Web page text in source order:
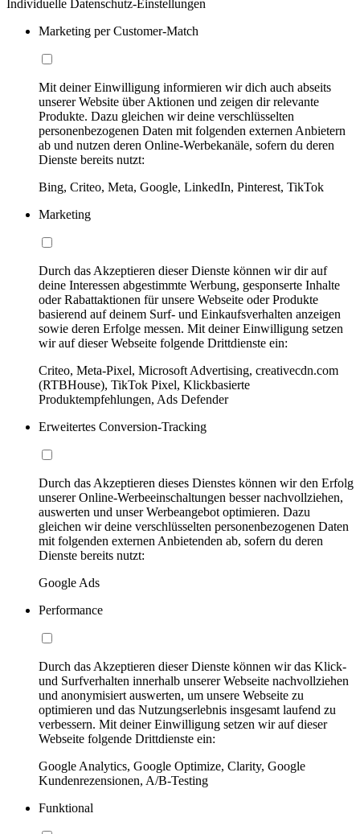
Individuelle Datenschutz-Einstellungen
Marketing per Customer-Match
Mit deiner Einwilligung informieren wir dich auch abseits
unserer Website über Aktionen und zeigen dir relevante
Produkte. Dazu gleichen wir deine verschlüsselten
personenbezogenen Daten mit folgenden externen Anbietern
ab und nutzen deren Online-Werbekanäle, sofern du deren
Dienste bereits nutzt:
Bing, Criteo, Meta, Google, LinkedIn, Pinterest, TikTok
Marketing
Durch das Akzeptieren dieser Dienste können wir dir auf
deine Interessen abgestimmte Werbung, gesponserte Inhalte
oder Rabattaktionen für unsere Webseite oder Produkte
basierend auf deinem Surf- und Einkaufsverhalten anzeigen
sowie deren Erfolge messen. Mit deiner Einwilligung setzen
wir auf dieser Webseite folgende Drittdienste ein:
Criteo, Meta-Pixel, Microsoft Advertising, creativecdn.com
(RTBHouse), TikTok Pixel, Klickbasierte
Produktempfehlungen, Ads Defender
Erweitertes Conversion-Tracking
Durch das Akzeptieren dieses Dienstes können wir den Erfolg
unserer Online-Werbeeinschaltungen besser nachvollziehen,
auswerten und unser Werbeangebot optimieren. Dazu
gleichen wir deine verschlüsselten personenbezogenen Daten
mit folgenden externen Anbietenden ab, sofern du deren
Dienste bereits nutzt:
Google Ads
Performance
Durch das Akzeptieren dieser Dienste können wir das Klick-
und Surfverhalten innerhalb unserer Webseite nachvollziehen
und anonymisiert auswerten, um unsere Webseite zu
optimieren und das Nutzungserlebnis insgesamt laufend zu
verbessern. Mit deiner Einwilligung setzen wir auf dieser
Webseite folgende Drittdienste ein:
Google Analytics, Google Optimize, Clarity, Google
Kundenrezensionen, A/B-Testing
Funktional